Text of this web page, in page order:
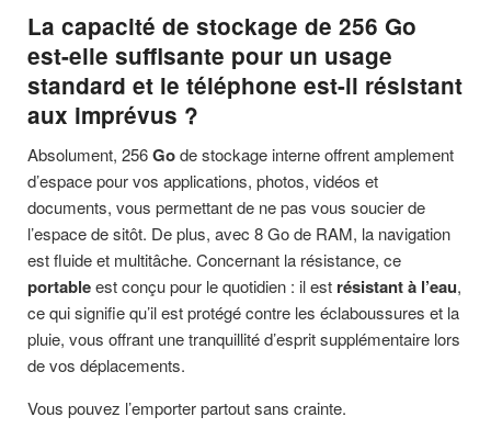
La capacité de stockage de 256 Go
est-elle suffisante pour un usage
standard et le téléphone est-il résistant
aux imprévus ?
Absolument, 256Gode stockage interne offrent amplement
d’espace pour vos applications, photos, vidéos et
documents, vous permettant de ne pas vous soucier de
l’espace de sitôt. De plus, avec 8 Go de RAM, la navigation
est fluide et multitâche. Concernant la résistance, ce
portableest conçu pour le quotidien : il est résistant à l’eau,
ce qui signifie qu’il est protégé contre les éclaboussures et la
pluie, vous offrant une tranquillité d’esprit supplémentaire lors
de vos déplacements.
Vous pouvez l’emporter partout sans crainte.